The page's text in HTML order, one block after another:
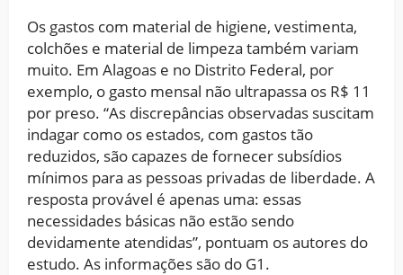
Os gastos com material de higiene, vestimenta,
colchões e material de limpeza também variam
muito. Em Alagoas e no Distrito Federal, por
exemplo, o gasto mensal não ultrapassa os R$ 11
por preso. “As discrepâncias observadas suscitam
indagar como os estados, com gastos tão
reduzidos, são capazes de fornecer subsídios
mínimos para as pessoas privadas de liberdade. A
resposta provável é apenas uma: essas
necessidades básicas não estão sendo
devidamente atendidas”, pontuam os autores do
estudo. As informações são do G1.